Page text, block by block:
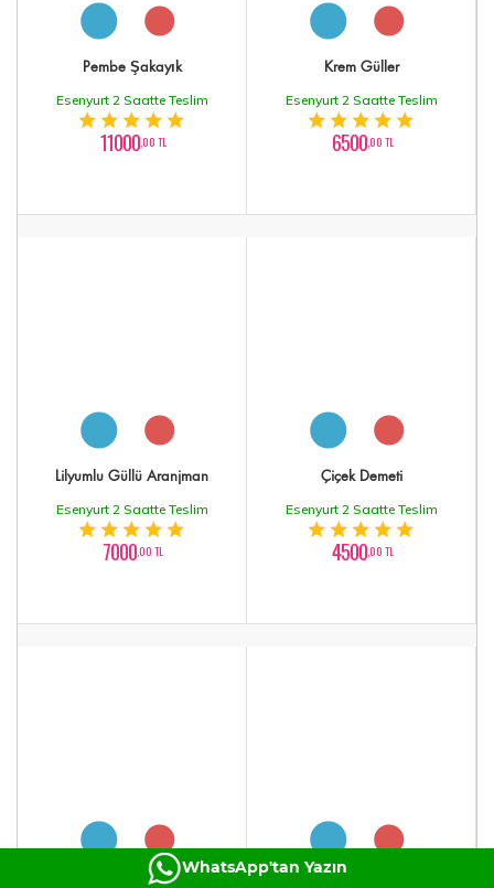
Pembe Şakayık
Esenyurt 2 Saatte Teslim
11000,00 TL
Krem Güller
Esenyurt 2 Saatte Teslim
6500,00 TL
Lilyumlu Güllü Aranjman
Esenyurt 2 Saatte Teslim
7000,00 TL
Çiçek Demeti
Esenyurt 2 Saatte Teslim
4500,00 TL
WhatsApp'tan Yazın